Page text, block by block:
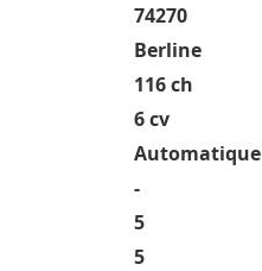
74270
Berline
116 ch
6 cv
Automatique
-
5
5